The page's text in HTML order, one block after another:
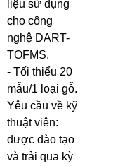
liệu sử dụng
cho công
nghệ DART-
TOFMS.
- Tối thiểu 20
mẫu/1 loại gỗ.
Yêu cầu về kỹ
thuật viên:
được đào tạo
và trải qua kỳ